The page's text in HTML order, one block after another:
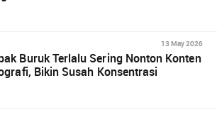
13 May 2026
Buruk Terlalu Sering Nonton Konten
Bikin Susah Konsentrasi